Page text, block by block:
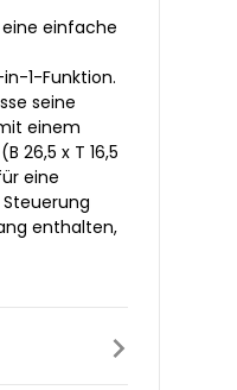
eine einfache
1-Funktion.
seine
einem
26,5 x T 16,5
eine
enthalten,